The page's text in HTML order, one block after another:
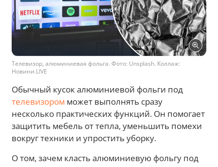
Телевизор, алюминиевая фольга. Фото: Unsplash. Коллаж:
Новини.LIVE
Обычный кусок алюминиевой фольги под
телевизором может выполнять сразу
несколько практических функций. Он помогает
защитить мебель от тепла, уменьшить помехи
вокруг техники и упростить уборку.
О том, зачем класть алюминиевую фольгу под